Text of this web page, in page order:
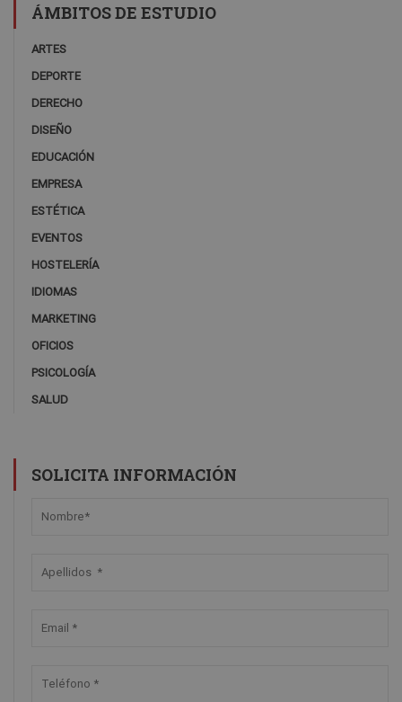
ÁMBITOS DE ESTUDIO
ARTES
DEPORTE
DERECHO
DISEÑO
EDUCACIÓN
EMPRESA
ESTÉTICA
EVENTOS
HOSTELERÍA
IDIOMAS
MARKETING
OFICIOS
PSICOLOGÍA
SALUD
SOLICITA INFORMACIÓN